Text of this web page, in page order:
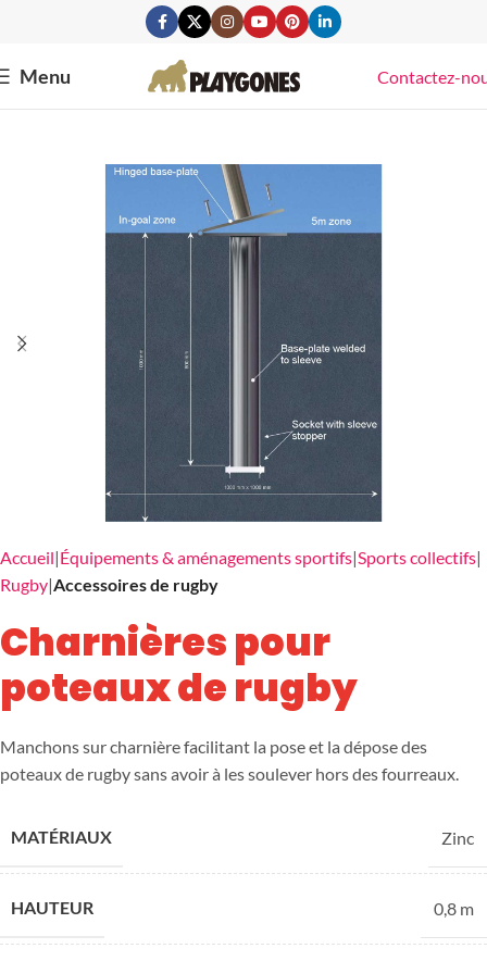
Menu Contactez-
Accueil Équipements & aménagements sportifs Sports collectifs
Rugby Accessoires de rugby
Charnières pour
poteaux de rugby
Manchons sur charnière facilitant la pose et la dépose des
poteaux de rugby sans avoir à les soulever hors des fourreaux.
MATÉRIAUX Zinc
HAUTEUR 0,8 m